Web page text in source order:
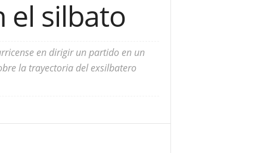
el silbato
en dirigir un partido en un
la trayectoria del exsilbatero